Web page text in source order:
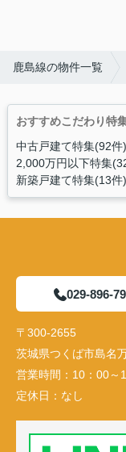
鹿島線の物件一覧
おすすめこだわり特
中古戸建て特集(92件)
2,000万円以下特集
新築戸建て特集(13件)
029-896-
〒300-2655
茨城県つくば市島名
営業時間： 10：00～
定休日： なし